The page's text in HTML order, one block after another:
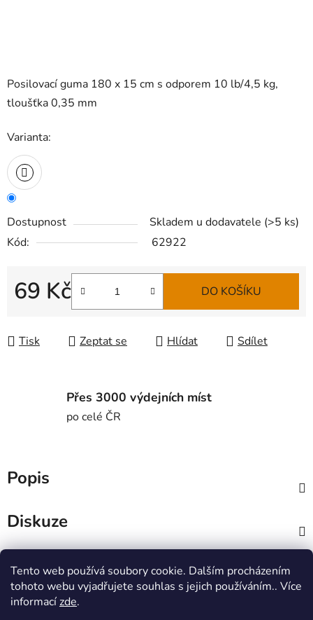
Tento web používá soubory cookie. Dalším procházením
tohoto webu vyjadřujete souhlas s jejich používáním.. Více
informacízde.
Posilovací guma 180 x 15 cm s odporem 10 lb/4,5 kg,
tloušťka 0,35 mm
Varianta:
Dostupnost Skladem u dodavatele (>5 ks)
Kód:
62922
69 Kč
Měrná cena:
DO KOŠÍKU
Tisk Zeptat se Hlídat Sdílet
Přes 3000 výdejních míst
po celé ČR
Popis
Diskuze
Z
MTWorkout Fitness prcek
Centrum environmentální výchovy Stolístek